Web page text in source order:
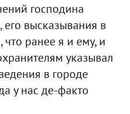
господина
высказывания в
ранее я и ему, и
указывал
в городе
у нас де-факто